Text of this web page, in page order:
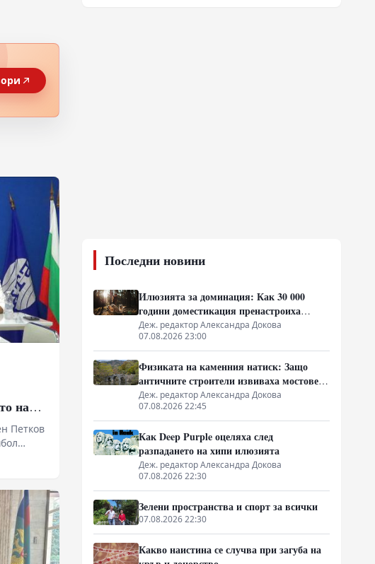
на
Петков
Последни новини
Илюзията за доминация: Как 30 000
години доместикация пренастроиха
мозъка на домашния хищник
Деж. редактор Александра Докова
07.08.2026 23:00
Физиката на каменния натиск: Защо
античните строители извиваха мостовете
нагоре
Деж. редактор Александра Докова
07.08.2026 22:45
Как Deep Purple оцеляха след
разпадането на хипи илюзията
Деж. редактор Александра Докова
07.08.2026 22:30
Зелени пространства и спорт за всички
07.08.2026 22:30
Какво наистина се случва при загуба на